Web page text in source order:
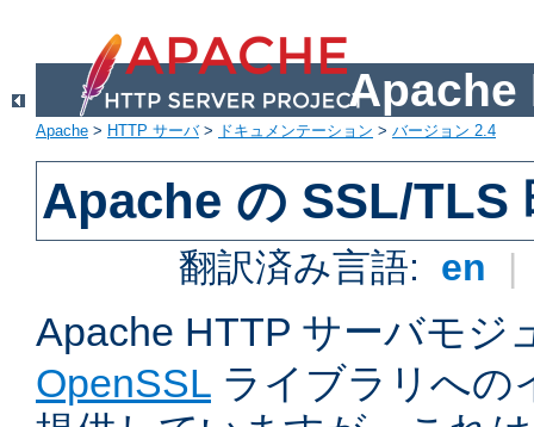
Apache
Apache > HTTP サーバ> ドキュメンテーション > バージョン 2.4
Apache の SSL/TLS
翻訳済み言語: en |
Apache HTTP サーバモジ
OpenSSL ライブラリへの